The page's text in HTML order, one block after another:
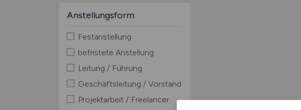
Anstellungsform
Festanstellung
befristete Anstellung
Leitung / Führung
Geschäftsleitung / Vorstand
Projektarbeit / Freelancer